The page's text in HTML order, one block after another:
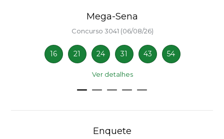
Mega-Sena
Concurso 3041 (06/08/26)
16 21 24 31 43 54
Ver detalhes
Enquete